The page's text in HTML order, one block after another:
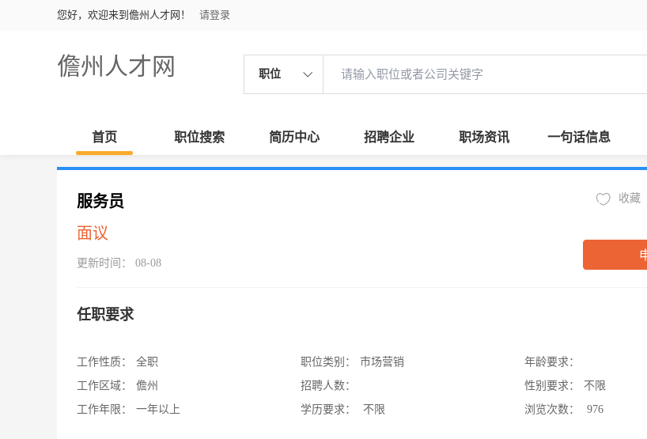
您好，欢迎来到儋州人才网！ 请登录
儋州人才网 职位
首页 职位搜索 简历中心 招聘企业 职场资讯 一句话信息
服务员
面议
更新时间： 08-08
收藏
任职要求
工作性质：
全职
工作区域：
儋州
工作年限：
一年以上
职位类别：
市场营销
招聘人数：
学历要求：
不限
年龄要求：
性别要求：
不限
浏览次数：
976